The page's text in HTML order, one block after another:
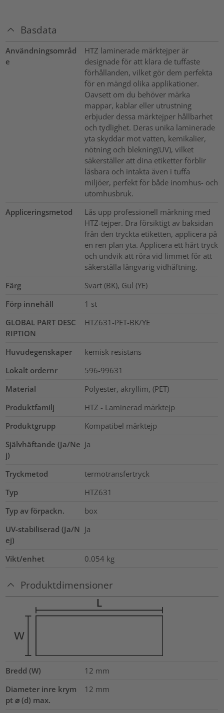
Basdata
Användningsområd
e
HTZ laminerade märktejper är
designade för att klara de tuffaste
förhållanden, vilket gör dem perfekta
för en mängd olika applikationer.
Oavsett om du behöver märka
mappar, kablar eller utrustning
erbjuder dessa märktejper hållbarhet
och tydlighet. Deras unika laminerade
yta skyddar mot vatten, kemikalier,
nötning och blekning(UV), vilket
säkerställer att dina etiketter förblir
läsbara och intakta även i tuffa
miljöer, perfekt för både inomhus- och
utomhusbruk.
Appliceringsmetod
Lås upp professionell märkning med
HTZ-tejper. Dra försiktigt av baksidan
från den tryckta etiketten, applicera på
en ren plan yta. Applicera ett hårt tryck
och undvik att röra vid limmet för att
säkerställa långvarig vidhäftning.
Färg
Svart (BK), Gul (YE)
Förp innehåll
1 st
GLOBAL PART DESC
RIPTION
HTZ631-PET-BK/YE
Huvudegenskaper
kemisk resistans
Lokalt ordernr
596-99631
Material
Polyester, akryllim, (PET)
Produktfamilj
HTZ - Laminerad märktejp
Produktgrupp
Kompatibel märktejp
Självhäftande (Ja/Ne
j)
Ja
Tryckmetod
termotransfertryck
Typ
HTZ631
Typ av förpackn.
box
UV-stabiliserad (Ja/N
ej)
Ja
Vikt/enhet 0.054 kg
Produktdimensioner
Bredd (W) 12 mm
Diameter inre krym
pt ⌀ (d) max.
12 mm